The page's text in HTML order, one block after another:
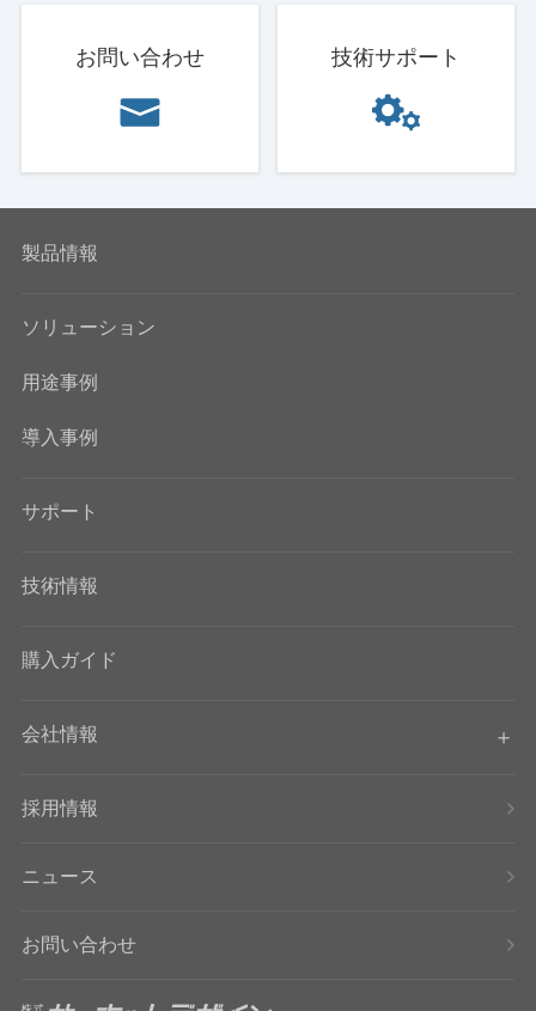
お問い合わせ 技術サポート
製品情報
ソリューション
用途事例
導入事例
サポート
技術情報
購入ガイド
会社情報
採用情報
ニュース
お問い合わせ